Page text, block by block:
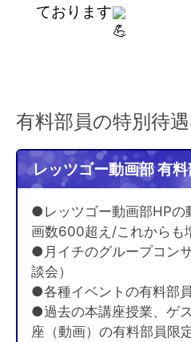
ております
有料部員の特別待
レッツゴー動画部 有
●レッツゴー動画部HPの
画数600超え/これからも
●月イチのグループコン
談会）
●各種イベントの有料部
●過去の本講座授業、ゲ
座（動画）の有料部員限